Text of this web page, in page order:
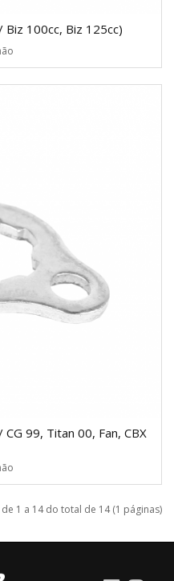
100cc, Biz 125cc)
99, Titan 00, Fan, CBX
1 a 14 do total de 14 (1 páginas)